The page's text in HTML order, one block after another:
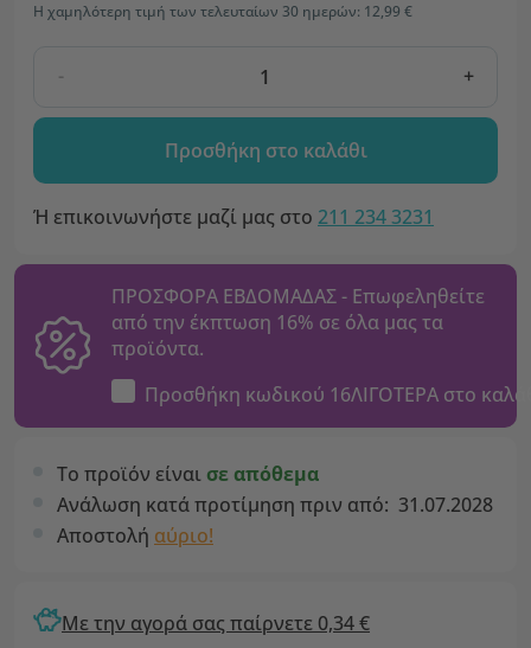
Η χαμηλότερη τιμή των τελευταίων 30 ημερών: 12,99 €
- +
Προσθήκη στο καλάθι
Ή επικοινωνήστε μαζί μας στο 211 234 3231
ΠΡΟΣΦΟΡΑ ΕΒΔΟΜΑΔΑΣ - Επωφεληθείτε
από την έκπτωση 16% σε όλα μας τα
προϊόντα.
Προσθήκη κωδικού 16ΛΙΓΟΤΕΡΑ στο
Το προϊόν είναι σε απόθεμα
Ανάλωση κατά προτίμηση πριν από: 31.07.2028
Αποστολή αύριο!
Με την αγορά σας παίρνετε 0,34 €